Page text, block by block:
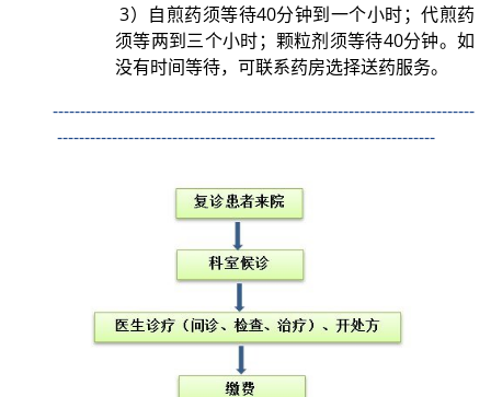
3）自煎药须等待40分钟到一个小时；代煎药
须等两到三个小时；颗粒剂须等待40分钟。 如
没有时间等待，可联系药房选择送药服务。
-----------------------------------------------------------------------------
---------------------------------------------------------------------